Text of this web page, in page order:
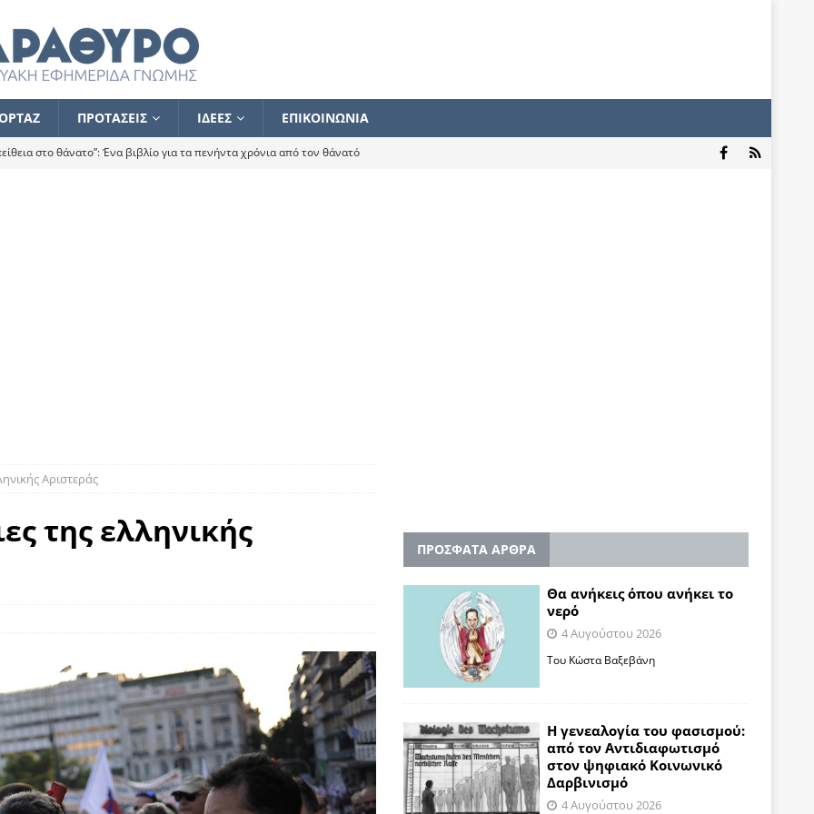
ΠΡΟΤΑΣΕΙΣ ΙΔΕΕΣ ΕΠΙΚΟΙΝΩΝΙΑ
στο θάνατο”: Ένα βιβλίο για τα πενήντα χρόνια από τον θάνατό
βάζει τα χέρια της και βγάζει τα μάτια της
το Σχέδιο Άτσεσον
ΠΡΟΒΟΛΕΣ
Πώς ένας αποτυχημένος κοινοβουλευτικός έγινε
και δεν εκβιάζεται
ΠΑΡΕΜΒΑΣΕΙΣ
δεύτερης θέσης είναι (πολύ) ανοιχτή ακόμη. Προς αναμέτρηση
Αριστεράς
της ελληνικής
ΠΡΟΣΦΑΤΑ ΑΡΘΡΑ
Θα ανήκεις όπου ανήκει το
νερό
4 Αυγούστου 2026
Του Κώστα Βαξεβάνη
Η γενεαλογία του φασισμού:
από τον Αντιδιαφωτισμό
στον ψηφιακό Κοινωνικό
Δαρβινισμό
4 Αυγούστου 2026